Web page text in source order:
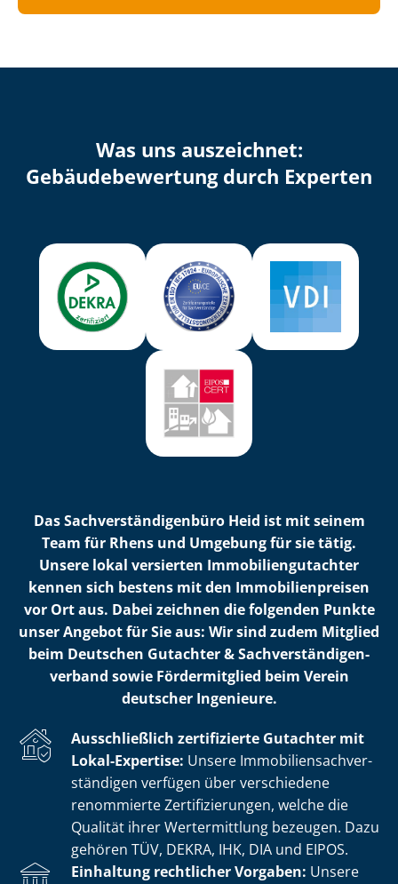
Was uns auszeichnet:
Ge­bäu­de­be­wer­tung durch Experten
Das Sach­ver­stän­di­gen­bü­ro Heid ist mit seinem
Team für Rhens und Umgebung für sie tätig.
Unsere lokal versierten Im­mo­bi­li­en­gut­ach­ter
kennen sich bestens mit den Im­mo­bi­li­en­prei­sen
vor Ort aus. Dabei zeichnen die folgenden Punkte
unser Angebot für Sie aus: Wir sind zudem Mitglied
beim Deutschen Gutachter & Sach­ver­stän­di­gen­
ver­band sowie Fördermitglied beim Verein
deutscher Ingenieure.
Ausschließlich zertifizierte Gutachter mit
Lokal-Expertise: Unsere Im­mo­bi­li­en­sach­ver­
stän­di­gen verfügen über verschiedene
renommierte Zer­ti­fi­zie­run­gen, welche die
Qualität ihrer Wertermittlung bezeugen. Dazu
gehören TÜV, DEKRA, IHK, DIA und EIPOS.
Einhaltung rechtlicher Vorgaben: Unsere